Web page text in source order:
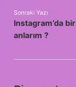
Sonraki Yazı
Instagram’da
anlarım ?